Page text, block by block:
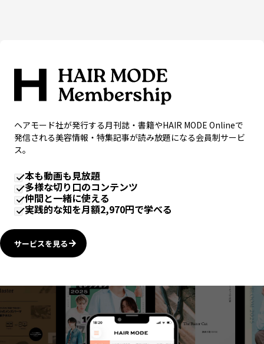
ヘアモード社が発行する月刊誌・書籍やHAIR MODE Onlineで
発信される美容情報・特集記事が読み放題になる会員制サービ
ス。
本も動画も見放題
多様な切り口のコンテンツ
仲間と一緒に使える
実践的な知を月額2,970円で学べる
サービスを見る